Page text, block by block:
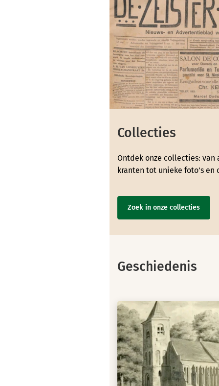
Collecties
Ontdek onze collecties: van
kranten tot unieke foto’s en
Zoek in onze collecties
Geschiedenis